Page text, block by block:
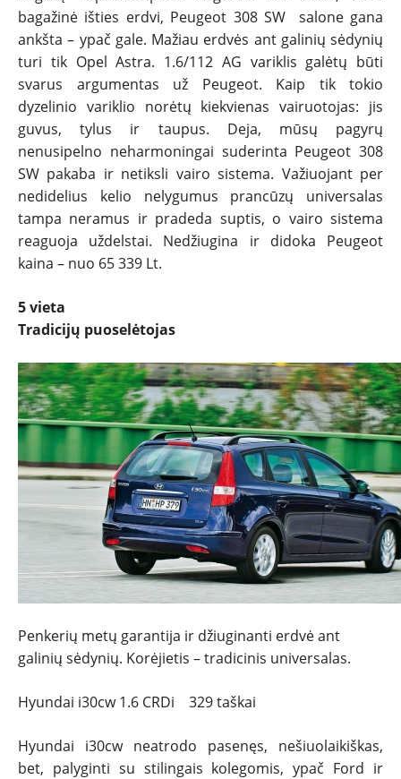
bagažinė išties erdvi, Peugeot 308 SW salone gana
ankšta – ypač gale. Mažiau erdvės ant galinių sėdynių
turi tik Opel Astra. 1.6/112 AG variklis galėtų būti
svarus argumentas už Peugeot. Kaip tik tokio
dyzelinio variklio norėtų kiekvienas vairuotojas: jis
guvus, tylus ir taupus. Deja, mūsų pagyrų
nenusipelno neharmoningai suderinta Peugeot 308
SW pakaba ir netiksli vairo sistema. Važiuojant per
nedidelius kelio nelygumus prancūzų universalas
tampa neramus ir pradeda suptis, o vairo sistema
reaguoja uždelstai. Nedžiugina ir didoka Peugeot
kaina – nuo 65 339 Lt.
5 vieta
Tradicijų puoselėtojas
Penkerių metų garantija ir džiuginanti erdvė ant
galinių sėdynių. Korėjietis – tradicinis universalas.
Hyundai i30cw 1.6 CRDi 329 taškai
Hyundai i30cw neatrodo pasenęs, nešiuolaikiškas,
bet, palyginti su stilingais kolegomis, ypač Ford ir